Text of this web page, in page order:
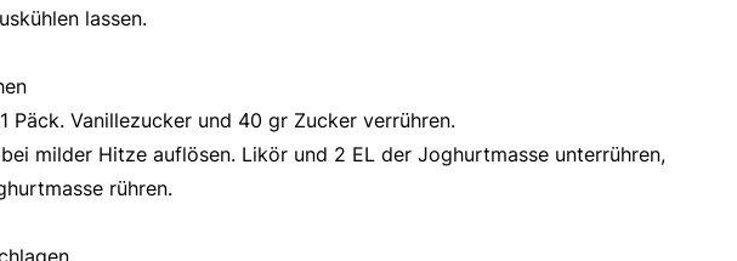
lassen.
Päck. Vanillezucker und 40 gr Zucker verrühren.
milder Hitze auflösen. Likör und 2 EL der Joghurtmasse unterrühren,
rühren.